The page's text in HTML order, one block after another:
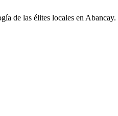
de las élites locales en Abancay.